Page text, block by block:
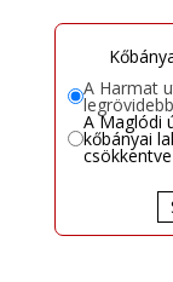
A Harmat
A Maglódi
kőbányai